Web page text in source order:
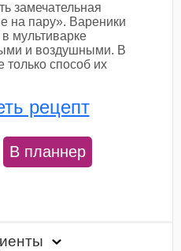
замечательная
на пару». Вареники
мультиварке
и воздушными. В
только способ их
рецепт
В планнер